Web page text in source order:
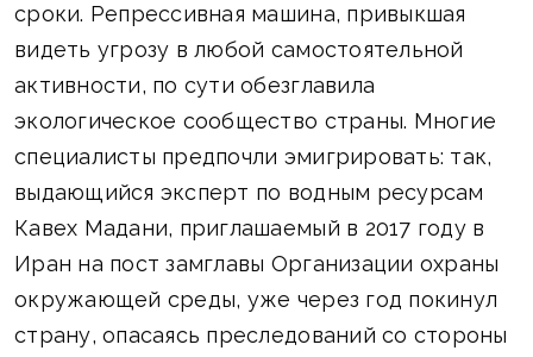
сроки. Репрессивная машина, привыкшая
видеть угрозу в любой самостоятельной
активности, по сути обезглавила
экологическое сообщество страны. Многие
специалисты предпочли эмигрировать: так,
выдающийся эксперт по водным ресурсам
Кавех Мадани, приглашаемый в 2017 году в
Иран на пост замглавы Организации охраны
окружающей среды, уже через год покинул
страну, опасаясь преследований со стороны